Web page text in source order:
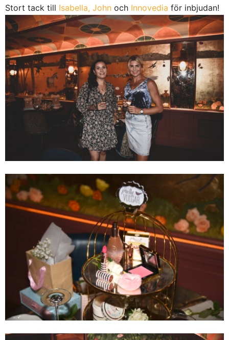
Stort tack till Isabella, John och Innovedia för inbjudan!